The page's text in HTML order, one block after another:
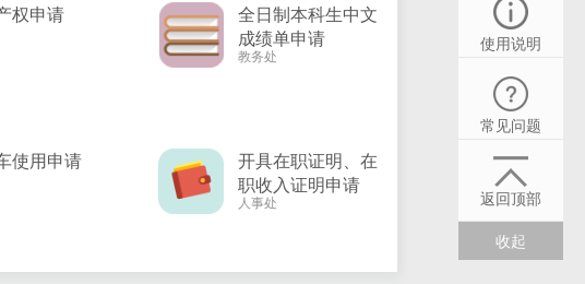
权申请
全日制本科生中文
成绩单申请
教务处
使用申请
开具在职证明、在
职收入证明申请
人事处
使用说明
常见问题
返回顶部
收起